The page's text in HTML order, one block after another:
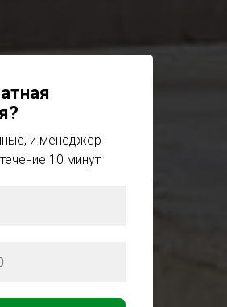
и менеджер
10 минут